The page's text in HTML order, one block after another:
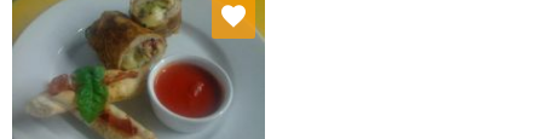
Wybierz listę: